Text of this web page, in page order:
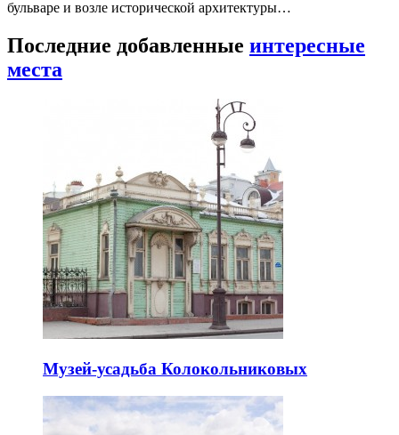
бульваре и возле исторической архитектуры…
Последние добавленные интересные
места
Музей-усадьба Колокольниковых